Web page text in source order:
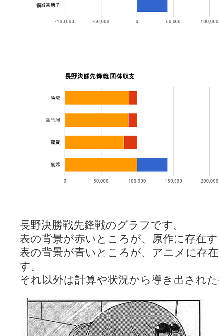
長野決勝戦先鋒戦のグラフです。
表の背景が赤いところが、原作に存在
表の背景が青いところが、アニメに存
す。
それ以外は計算や状況から導き出され